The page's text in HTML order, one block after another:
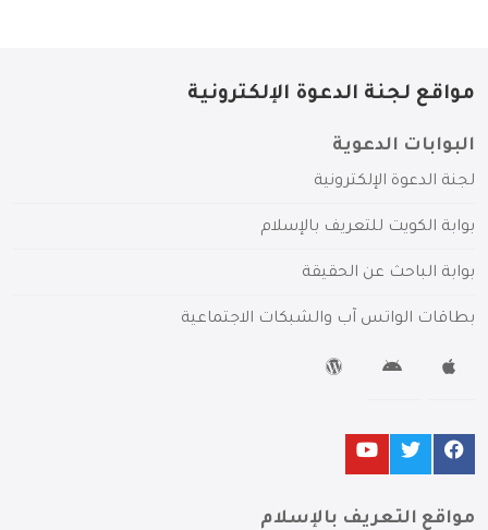
مواقع لجنة الدعوة الإلكترونية
البوابات الدعوية
لجنة الدعوة الإلكترونية
بوابة الكويت للتعريف بالإسلام
بوابة الباحث عن الحقيقة
بطاقات الواتس آب والشبكات الاجتماعية
مواقع التعريف بالإسلام